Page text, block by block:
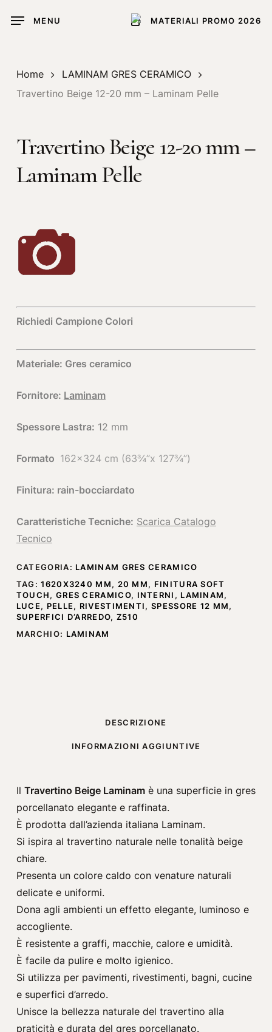
MATERIALI PROMO 2026
MENU
Home
LAMINAM GRES CERAMICO
Travertino Beige 12-20 mm – Laminam Pelle
Travertino Beige 12-20 mm –
Laminam Pelle
Richiedi Campione Colori
Materiale: Gres ceramico
Fornitore: Laminam
Spessore Lastra: 12 mm
Formato 162×324 cm (63¾”x 127¾”)
Finitura: rain-bocciardato
Caratteristiche Tecniche: Scarica Catalogo
Tecnico
CATEGORIA: LAMINAM GRES CERAMICO
TAG:1620X3240 MM, 20 MM, FINITURA SOFT
TOUCH, GRES CERAMICO, INTERNI , LAMINAM,
LUCE, PELLE, RIVESTIMENTI,SPESSORE 12 MM,
SUPERFICI D’ARREDO, Z510
MARCHIO: LAMINAM
DESCRIZIONE
INFORMAZIONI AGGIUNTIVE
Il Travertino Beige Laminamè una superficie in gres
porcellanato elegante e raffinata.
È prodotta dall’azienda italiana Laminam.
Si ispira al travertino naturale nelle tonalità beige
chiare.
Presenta un colore caldo con venature naturali
delicate e uniformi.
Dona agli ambienti un effetto elegante, luminoso e
accogliente.
È resistente a graffi, macchie, calore e umidità.
È facile da pulire e molto igienico.
Si utilizza per pavimenti, rivestimenti, bagni, cucine
e superfici d’arredo.
Unisce la bellezza naturale del travertino alla
praticità e durata del gres porcellanato.